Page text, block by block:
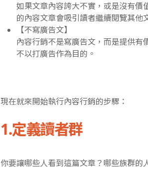
如果文章內容誇大不實，或是沒有價
的內容文章會吸引讀者繼續閱覽其他
【不寫廣告文】
內容行銷不是寫廣告文，而是提供
不以打廣告作為目的。
現在就來開始執行內容行銷的步驟：
1.定義讀者群
你要讓哪些人看到這篇文章？哪些族群的